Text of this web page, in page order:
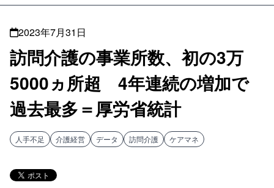
2023年7月31日
訪問介護の事業所数、初の3万
5000ヵ所超 4年連続の増加で
過去最多＝厚労省統計
人手不足 介護経営 データ 訪問介護 ケアマネ